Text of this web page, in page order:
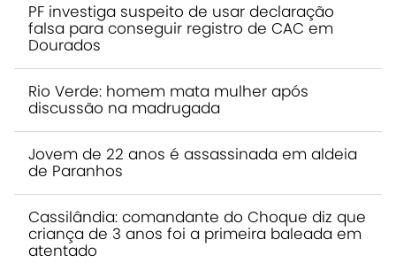
PF investiga suspeito de usar declaração
falsa para conseguir registro de CAC em
Dourados
Rio Verde: homem mata mulher após
discussão na madrugada
Jovem de 22 anos é assassinada em aldeia
de Paranhos
Cassilândia: comandante do Choque diz que
criança de 3 anos foi a primeira baleada em
atentado